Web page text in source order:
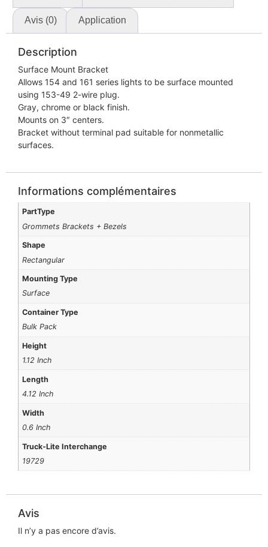
Avis (0) Application
Description
Surface Mount Bracket
Allows 154 and 161 series lights to be surface mounted
using 153-49 2-wire plug.
Gray, chrome or black finish.
Mounts on 3″ centers.
Bracket without terminal pad suitable for nonmetallic
surfaces.
Informations complémentaires
PartType
Grommets Brackets + Bezels
Shape
Rectangular
Mounting Type
Surface
Container Type
Bulk Pack
Height
1.12 Inch
Length
4.12 Inch
Width
0.6 Inch
Truck-Lite Interchange
19729
Avis
Il n’y a pas encore d’avis.